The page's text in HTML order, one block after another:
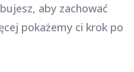
aby zachować
pokażemy ci krok po